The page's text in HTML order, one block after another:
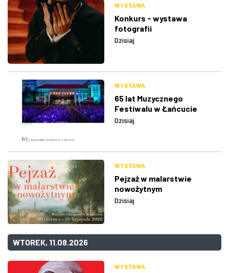
WYSTAWA
Konkurs - wystawa
fotografii
Dzisiaj
WYSTAWA
65 lat Muzycznego
Festiwalu w Łańcucie
Dzisiaj
WYSTAWA
Pejzaż w malarstwie
nowożytnym
Dzisiaj
WTOREK, 11.08.2026
WYSTAWA